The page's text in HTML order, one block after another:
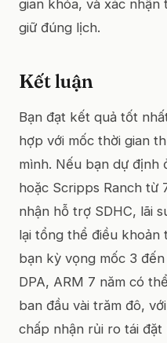
gian khóa, và xác nhận
giữ đúng lịch.
Kết luận
Bạn đạt kết quả tốt
hợp với mốc thời gian
mình. Nếu bạn dự định
hoặc Scripps Ranch từ
nhận hỗ trợ SDHC, lãi
lại tổng thể điều khoản
bạn kỳ vọng mốc 3
DPA, ARM 7 năm có
ban đầu vài trăm đô,
chấp nhận rủi ro tái đặt